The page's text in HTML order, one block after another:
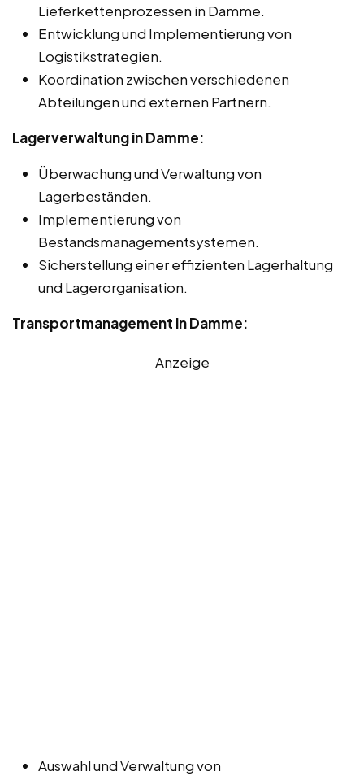
Lieferkettenprozessen in Damme.
Entwicklung und Implementierung von
Logistikstrategien.
Koordination zwischen verschiedenen
Abteilungen und externen Partnern.
Lagerverwaltung in Damme:
Überwachung und Verwaltung von
Lagerbeständen.
Implementierung von
Bestandsmanagementsystemen.
Sicherstellung einer effizienten Lagerhaltung
und Lagerorganisation.
Transportmanagement in Damme:
Anzeige
Auswahl und Verwaltung von